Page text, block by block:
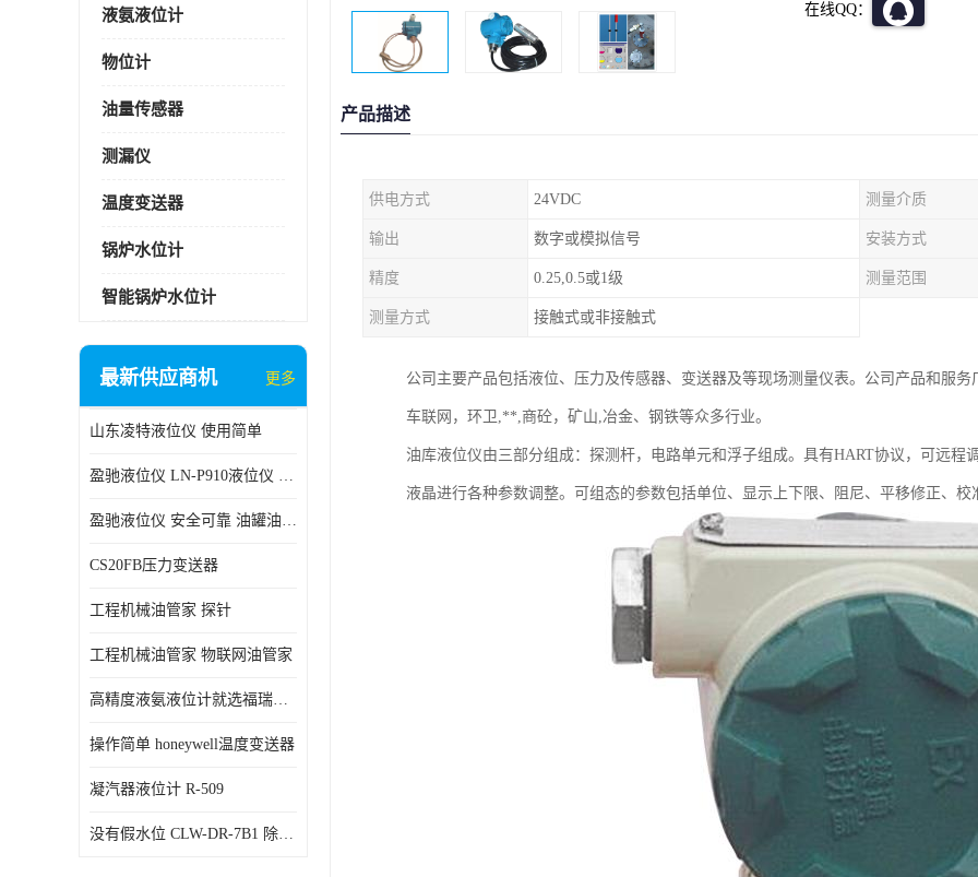
液氨液位计
物位计
油量传感器
测漏仪
温度变送器
锅炉水位计
智能锅炉水位计
最新供应商机 更多
山东凌特液位仪 使用简单
盈驰液位仪 LN-P910液位仪 安全可靠
盈驰液位仪 安全可靠 油罐油位检测
CS20FB压力变送器
工程机械油管家 探针
工程机械油管家 物联网油管家
高精度液氨液位计就选福瑞德仪表
操作简单 honeywell温度变送器
凝汽器液位计 R-509
没有假水位 CLW-DR-7B1 除氧器水位测量
在线QQ：
产品描述
供电方式 24VDC 测量介质
输出 数字或模拟信号 安装方式
精度 0.25,0.5或1级 测量范围
测量方式 接触式或非接触式
公司主要产品包括液位、压力及传感器、变送器及等现场测量仪表。公司产品和服
车联网，环卫,**,商砼，矿山,冶金、钢铁等众多行业。
油库液位仪由三部分组成：探测杆，电路单元和浮子组成。具有HART协议，可远程
液晶进行各种参数调整。可组态的参数包括单位、显示上下限、阻尼、平移修正、